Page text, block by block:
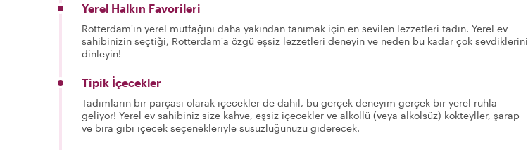
Yerel Halkın Favorileri
Rotterdam'ın yerel mutfağını daha yakından tanımak için en sevilen lezzetleri tadın. Yerel ev
sahibinizin seçtiği, Rotterdam'a özgü eşsiz lezzetleri deneyin ve neden bu kadar çok sevdiklerini
dinleyin!
Tipik İçecekler
Tadımların bir parçası olarak içecekler de dahil, bu gerçek deneyim gerçek bir yerel ruhla
geliyor! Yerel ev sahibiniz size kahve, eşsiz içecekler ve alkollü (veya alkolsüz) kokteyller, şarap
ve bira gibi içecek seçenekleriyle susuzluğunuzu giderecek.